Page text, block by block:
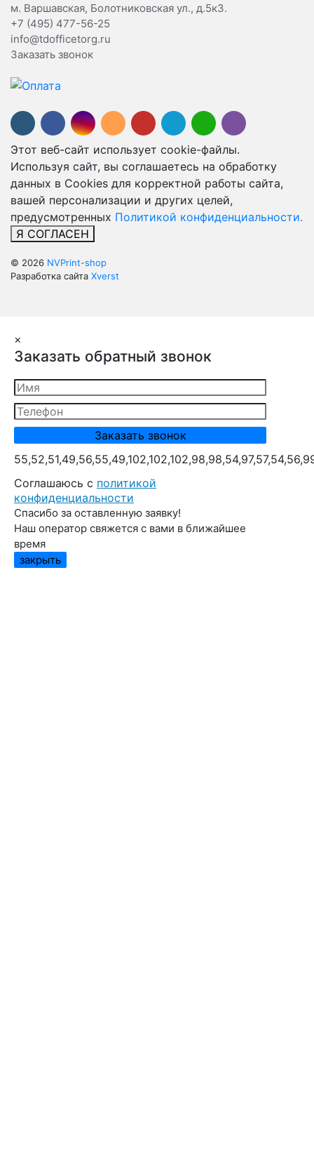
м. Варшавская, Болотниковская ул., д.5к3.
+7 (495) 477-56-25
info@tdofficetorg.ru
Заказать звонок
Этот веб-сайт использует cookie-файлы.
Используя сайт, вы соглашаетесь на обработку
данных в Cookies для корректной работы сайта,
вашей персонализации и других целей,
предусмотренных Политикой конфиденциальности.
Я СОГЛАСЕН
© 2026 NVPrint-shop
Разработка сайта Xverst
×
Заказать обратный звонок
Cоглашаюсь с политикой
конфиденциальности
Спасибо за оставленную заявку!
Наш оператор свяжется с вами в ближайшее
время
закрыть